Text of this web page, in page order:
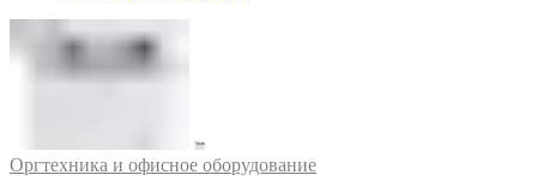
Оргтехника и офисное оборудование